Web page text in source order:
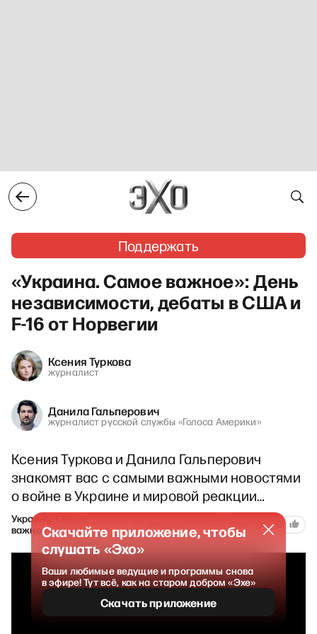
Поддержать
«Украина. Самое важное»: День
независимости, дебаты в США и
F-16 от Норвегии
Ксения Туркова
журналист
Данила Гальперович
журналист русской службы «Голоса Америки»
Ксения Туркова и Данила Гальперович
знакомят вас с самыми важными новостями
о войне в Украине и мировой реакции…
Украина. Самое
важноеСкачайте приложение, чтобы
слушать «Эхо»
Ваши любимые ведущие и программы снова
в эфире! Тут всё, как на старом добром «Эхе»
Скачать приложение